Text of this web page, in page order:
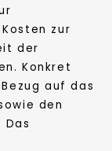
zur
der
Konkret
auf das
den